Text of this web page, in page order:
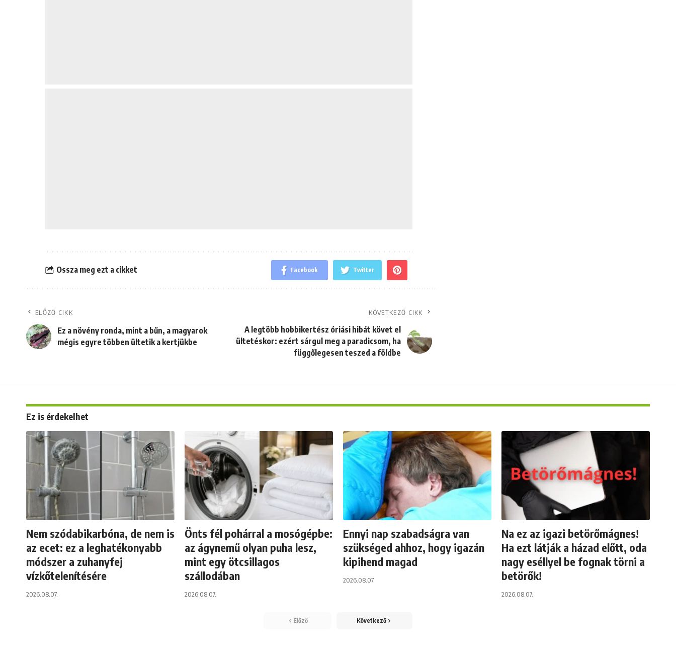
Ossza meg ezt a cikket Facebook Twitter
ELŐZŐ CIKK
Ez a növény ronda, mint a bűn, a magyarok
mégis egyre többen ültetik a kertjükbe
KÖVETKEZŐ CIKK
A legtöbb hobbikertész óriási hibát követ el
ültetéskor: ezért sárgul meg a paradicsom, ha
függőlegesen teszed a földbe
Ez is érdekelhet
Nem szódabikarbóna, de nem is
az ecet: ez a leghatékonyabb
módszer a zuhanyfej
vízkőtelenítésére
2026.08.07.
Önts fél pohárral a mosógépbe:
az ágynemű olyan puha lesz,
mint egy ötcsillagos
szállodában
2026.08.07.
Ennyi nap szabadságra van
szükséged ahhoz, hogy igazán
kipihend magad
2026.08.07.
Na ez az igazi betörőmágnes!
Ha ezt látják a házad előtt, oda
nagy eséllyel be fognak törni a
betörők!
2026.08.07.
Előző Következő